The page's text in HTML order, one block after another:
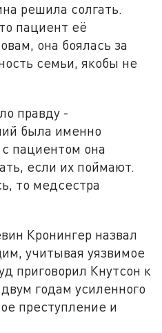
решила солгать.
пациент её
она боялась за
семьи, якобы не
правду -
была именно
пациентом она
если их поймают.
то медсестра
Кронингер назвал
учитывая уязвимое
приговорил Кнутсон к
годам усиленного
преступление и